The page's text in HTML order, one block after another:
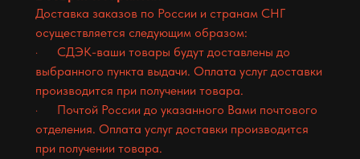
Доставка заказов по России и странам СНГ
осуществляется следующим образом:
· СДЭК-ваши товары будут доставлены до
выбранного пункта выдачи. Оплата услуг доставки
производится при получении товара.
· Почтой России до указанного Вами почтового
отделения. Оплата услуг доставки производится
при получении товара.